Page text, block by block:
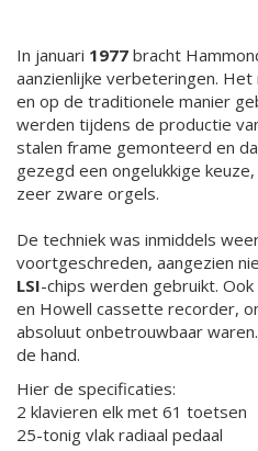
In januari 1977 bracht
aanzienlijke verbeteringen.
en op de traditionele manier
werden tijdens de productie
stalen frame gemonteerd en
gezegd een ongelukkige keuze,
zeer zware orgels.
De techniek was inmiddels
voortgeschreden, aangezien
LSI-chips werden gebruikt.
en Howell cassette recorder,
absoluut onbetrouwbaar
de hand.
Hier de specificaties:
2 klavieren elk met 61 toetsen
25-tonig vlak radiaal pedaal